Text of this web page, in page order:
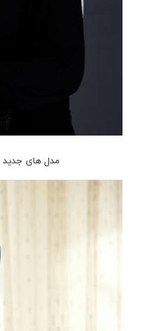
مدل های جدید